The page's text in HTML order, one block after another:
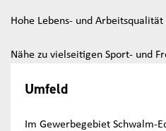
Hohe Lebens- und Arbeitsqualität
Nähe zu vielseitigen Sport- und
Umfeld
Im Gewerbegebiet Schwalm-